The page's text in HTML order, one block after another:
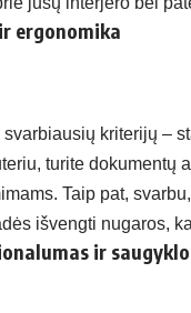
ergonomika
kriterijų –
turite dokumentų
Taip pat,
išvengti nugaros,
ir